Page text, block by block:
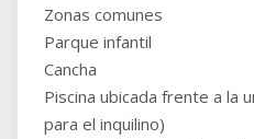
Zonas comunes
Parque infantil
Cancha
Piscina ubicada frente a la
para el inquilino)